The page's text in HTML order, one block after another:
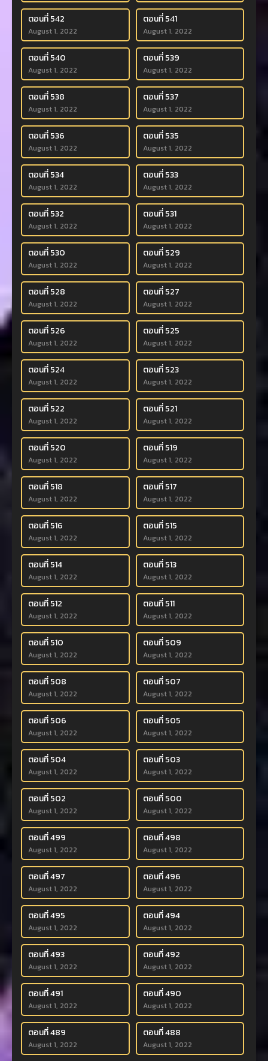
ตอนที่ 542
August 1, 2022
ตอนที่ 541
August 1, 2022
ตอนที่ 540
August 1, 2022
ตอนที่ 539
August 1, 2022
ตอนที่ 538
August 1, 2022
ตอนที่ 537
August 1, 2022
ตอนที่ 536
August 1, 2022
ตอนที่ 535
August 1, 2022
ตอนที่ 534
August 1, 2022
ตอนที่ 533
August 1, 2022
ตอนที่ 532
August 1, 2022
ตอนที่ 531
August 1, 2022
ตอนที่ 530
August 1, 2022
ตอนที่ 529
August 1, 2022
ตอนที่ 528
August 1, 2022
ตอนที่ 527
August 1, 2022
ตอนที่ 526
August 1, 2022
ตอนที่ 525
August 1, 2022
ตอนที่ 524
August 1, 2022
ตอนที่ 523
August 1, 2022
ตอนที่ 522
August 1, 2022
ตอนที่ 521
August 1, 2022
ตอนที่ 520
August 1, 2022
ตอนที่ 519
August 1, 2022
ตอนที่ 518
August 1, 2022
ตอนที่ 517
August 1, 2022
ตอนที่ 516
August 1, 2022
ตอนที่ 515
August 1, 2022
ตอนที่ 514
August 1, 2022
ตอนที่ 513
August 1, 2022
ตอนที่ 512
August 1, 2022
ตอนที่ 511
August 1, 2022
ตอนที่ 510
August 1, 2022
ตอนที่ 509
August 1, 2022
ตอนที่ 508
August 1, 2022
ตอนที่ 507
August 1, 2022
ตอนที่ 506
August 1, 2022
ตอนที่ 505
August 1, 2022
ตอนที่ 504
August 1, 2022
ตอนที่ 503
August 1, 2022
ตอนที่ 502
August 1, 2022
ตอนที่ 500
August 1, 2022
ตอนที่ 499
August 1, 2022
ตอนที่ 498
August 1, 2022
ตอนที่ 497
August 1, 2022
ตอนที่ 496
August 1, 2022
ตอนที่ 495
August 1, 2022
ตอนที่ 494
August 1, 2022
ตอนที่ 493
August 1, 2022
ตอนที่ 492
August 1, 2022
ตอนที่ 491
August 1, 2022
ตอนที่ 490
August 1, 2022
ตอนที่ 489
August 1, 2022
ตอนที่ 488
August 1, 2022